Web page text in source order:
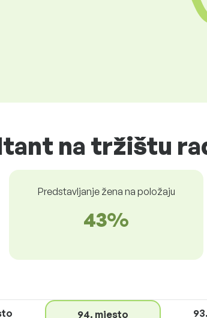
na tržištu
Predstavljanje žena na položaju
43%
94. mjesto